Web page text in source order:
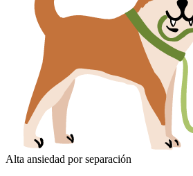
Alta ansiedad por separación